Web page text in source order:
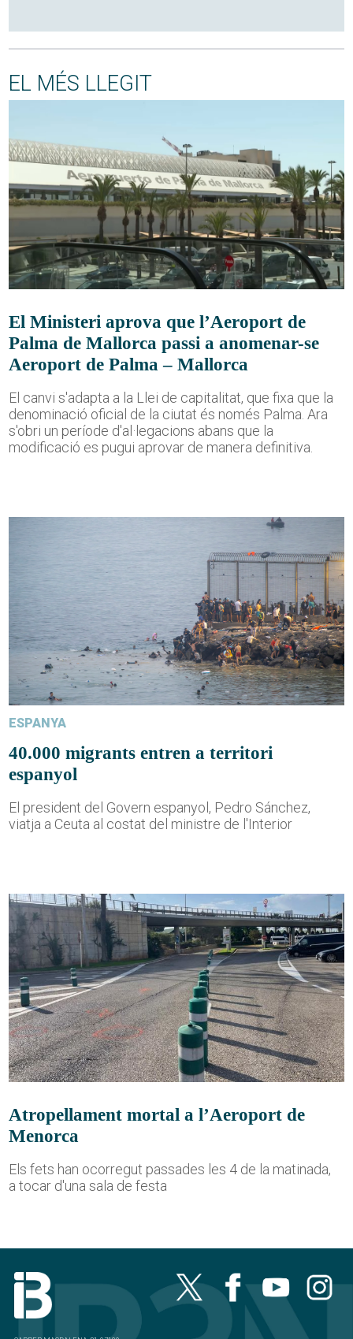
EL MÉS LLEGIT
El Ministeri aprova que l’Aeroport de
Palma de Mallorca passi a anomenar-se
Aeroport de Palma – Mallorca
El canvi s'adapta a la Llei de capitalitat, que fixa que la
denominació oficial de la ciutat és només Palma. Ara
s'obri un període d'al·legacions abans que la
modificació es pugui aprovar de manera definitiva.
ESPANYA
40.000 migrants entren a territori
espanyol
El president del Govern espanyol, Pedro Sánchez,
viatja a Ceuta al costat del ministre de l'Interior
Atropellament mortal a l’Aeroport de
Menorca
Els fets han ocorregut passades les 4 de la matinada,
a tocar d'una sala de festa